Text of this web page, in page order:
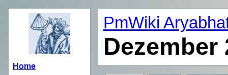
Home
PmWiki
Dezember